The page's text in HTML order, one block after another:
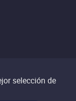
selección de